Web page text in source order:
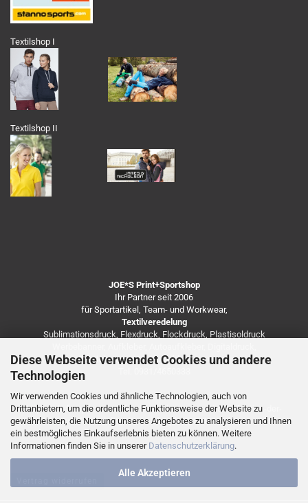
Diese Webseite verwendet Cookies und andere
Technologien
Wir verwenden Cookies und ähnliche Technologien, auch von
Drittanbietern, um die ordentliche Funktionsweise der Website zu
gewährleisten, die Nutzung unseres Angebotes zu analysieren und Ihnen
ein bestmögliches Einkaufserlebnis bieten zu können. Weitere
Informationen finden Sie in unserer Datenschutzerklärung.
Alle Akzeptieren
Textilshop I
Textilshop II
JOE*S Print+Sportshop
Ihr Partner seit 2006
für Sportartikel, Team- und Workwear,
Textilveredelung
Sublimationsdruck, Flexdruck, Flockdruck, Plastisoldruck
Besticken von Arbeitsbekleidung u.v.m.
https://de.freepik.com/fotos-kostenlos/coronavirus-infektion-der-
vorderansicht-mit-speicherplatz_7248138.htm